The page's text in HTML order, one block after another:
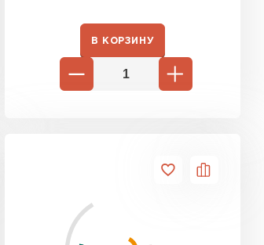
В КОРЗИНУ